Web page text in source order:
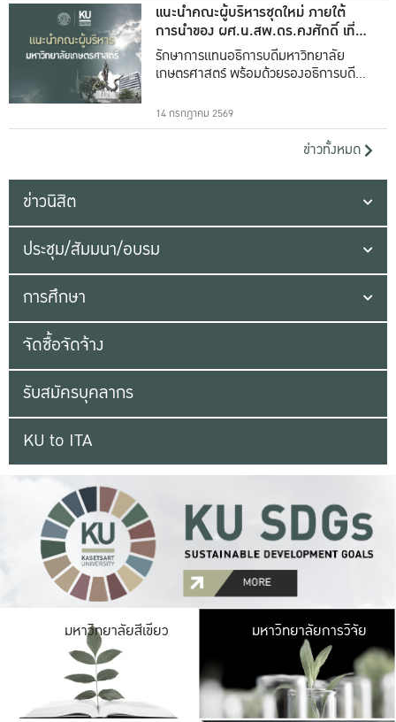
แนะนำคณะผู้บริหารชุดใหม่ ภายใต้
การนำของ ผศ.น.สพ.ดร.คงศักดิ์ เที่ยง
ธรรม
รักษาการแทนอธิการบดีมหาวิทยาลัย
เกษตรศาสตร์ พร้อมด้วยรองอธิการบดีทั้ง
14 กรกฎาคม 2569
ข่าวทั้งหมด
ข่าวนิสิต
ประชุม/สัมมนา/อบรม
การศึกษา
จัดซื้อจัดจ้าง
รับสมัครบุคลากร
KU to ITA
มหาวิทยาลัยสีเขียว มหาวิ
มีพื้นที่เขียวสดใส
เป็นป่าในเมือง เกษต
มหาวิทยาลัยการวิจัย